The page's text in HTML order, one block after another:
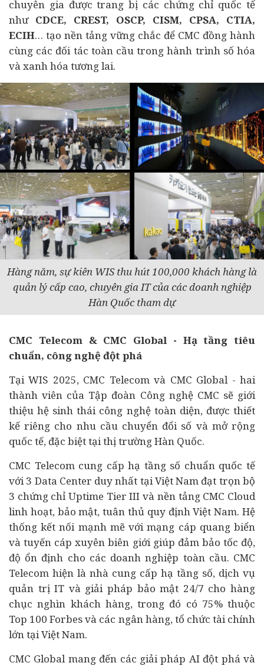
chuyên gia được trang bị các chứng chỉ quốc tế
như CDCE, CREST, OSCP, CISM, CPSA, CTIA,
ECIH… tạo nền tảng vững chắc để CMC đồng hành
cùng các đối tác toàn cầu trong hành trình số hóa
và xanh hóa tương lai.
Hàng năm, sự kiên WIS thu hút 100,000 khách hàng là
quản lý cấp cao, chuyên gia IT của các doanh nghiệp
Hàn Quốc tham dự
CMC Telecom & CMC Global - Hạ tầng tiêu
chuẩn, công nghệ đột phá
Tại WIS 2025, CMC Telecom và CMC Global - hai
thành viên của Tập đoàn Công nghệ CMC sẽ giới
thiệu hệ sinh thái công nghệ toàn diện, được thiết
kế riêng cho nhu cầu chuyển đổi số và mở rộng
quốc tế, đặc biệt tại thị trường Hàn Quốc.
CMC Telecom cung cấp hạ tầng số chuẩn quốc tế
với 3 Data Center duy nhất tại Việt Nam đạt trọn bộ
3 chứng chỉ Uptime Tier III và nền tảng CMC Cloud
linh hoạt, bảo mật, tuân thủ quy định Việt Nam. Hệ
thống kết nối mạnh mẽ với mạng cáp quang biển
và tuyến cáp xuyên biên giới giúp đảm bảo tốc độ,
độ ổn định cho các doanh nghiệp toàn cầu. CMC
Telecom hiện là nhà cung cấp hạ tầng số, dịch vụ
quản trị IT và giải pháp bảo mật 24/7 cho hàng
chục nghìn khách hàng, trong đó có 75% thuộc
Top 100 Forbes và các ngân hàng, tổ chức tài chính
lớn tại Việt Nam.
CMC Global mang đến các giải pháp AI đột phá và